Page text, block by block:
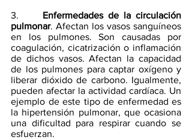
3. Enfermedades de la circulación
pulmonar. Afectan los vasos sanguíneos
en los pulmones. Son causadas por
coagulación, cicatrización o inflamación
de dichos vasos. Afectan la capacidad
de los pulmones para captar oxígeno y
liberar dióxido de carbono. Igualmente,
pueden afectar la actividad cardíaca. Un
ejemplo de este tipo de enfermedad es
la hipertensión pulmonar, que ocasiona
una dificultad para respirar cuando se
esfuerzan.